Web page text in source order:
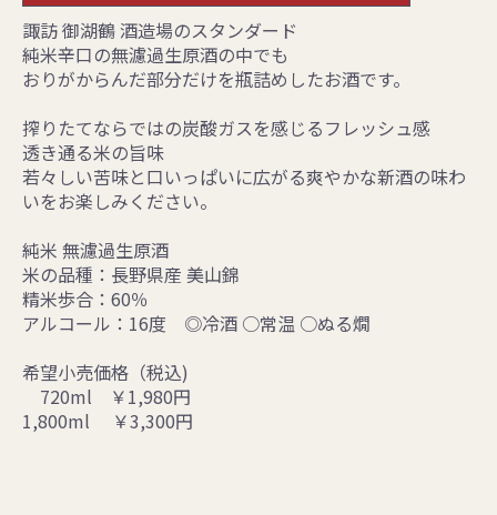
諏訪 御湖鶴 酒造場のスタンダード
純米辛口の無濾過生原酒の中でも
おりがからんだ部分だけを瓶詰めしたお酒です。
搾りたてならではの炭酸ガスを感じるフレッシュ感
透き通る米の旨味
若々しい苦味と口いっぱいに広がる爽やかな新酒の味わ
いをお楽しみください。
純米 無濾過生原酒
米の品種：長野県産 美山錦
精米歩合：60％
アルコール：16度 ◎冷酒 ○常温 ○ぬる燗
希望小売価格（税込)
720ml ￥1,980円
1,800ml ￥3,300円